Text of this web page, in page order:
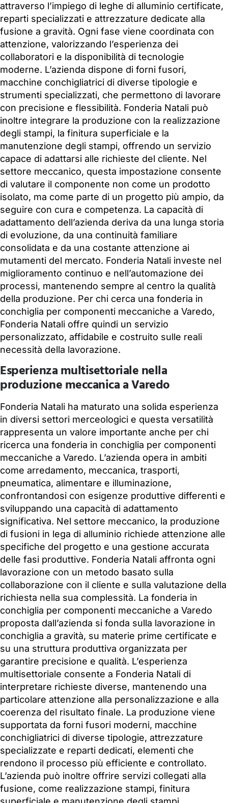
attraverso l’impiego di leghe di alluminio certificate,
reparti specializzati e attrezzature dedicate alla
fusione a gravità. Ogni fase viene coordinata con
attenzione, valorizzando l’esperienza dei
collaboratori e la disponibilità di tecnologie
moderne. L’azienda dispone di forni fusori,
macchine conchigliatrici di diverse tipologie e
strumenti specializzati, che permettono di lavorare
con precisione e flessibilità. Fonderia Natali può
inoltre integrare la produzione con la realizzazione
degli stampi, la finitura superficiale e la
manutenzione degli stampi, offrendo un servizio
capace di adattarsi alle richieste del cliente. Nel
settore meccanico, questa impostazione consente
di valutare il componente non come un prodotto
isolato, ma come parte di un progetto più ampio, da
seguire con cura e competenza. La capacità di
adattamento dell’azienda deriva da una lunga storia
di evoluzione, da una continuità familiare
consolidata e da una costante attenzione ai
mutamenti del mercato. Fonderia Natali investe nel
miglioramento continuo e nell’automazione dei
processi, mantenendo sempre al centro la qualità
della produzione. Per chi cerca una fonderia in
conchiglia per componenti meccaniche a Varedo,
Fonderia Natali offre quindi un servizio
personalizzato, affidabile e costruito sulle reali
necessità della lavorazione.
Esperienza multisettoriale nella
produzione meccanica a Varedo
Fonderia Natali ha maturato una solida esperienza
in diversi settori merceologici e questa versatilità
rappresenta un valore importante anche per chi
ricerca una fonderia in conchiglia per componenti
meccaniche a Varedo. L’azienda opera in ambiti
come arredamento, meccanica, trasporti,
pneumatica, alimentare e illuminazione,
confrontandosi con esigenze produttive differenti e
sviluppando una capacità di adattamento
significativa. Nel settore meccanico, la produzione
di fusioni in lega di alluminio richiede attenzione alle
specifiche del progetto e una gestione accurata
delle fasi produttive. Fonderia Natali affronta ogni
lavorazione con un metodo basato sulla
collaborazione con il cliente e sulla valutazione della
richiesta nella sua complessità. La fonderia in
conchiglia per componenti meccaniche a Varedo
proposta dall’azienda si fonda sulla lavorazione in
conchiglia a gravità, su materie prime certificate e
su una struttura produttiva organizzata per
garantire precisione e qualità. L’esperienza
multisettoriale consente a Fonderia Natali di
interpretare richieste diverse, mantenendo una
particolare attenzione alla personalizzazione e alla
coerenza del risultato finale. La produzione viene
supportata da forni fusori moderni, macchine
conchigliatrici di diverse tipologie, attrezzature
specializzate e reparti dedicati, elementi che
rendono il processo più efficiente e controllato.
L’azienda può inoltre offrire servizi collegati alla
fusione, come realizzazione stampi, finitura